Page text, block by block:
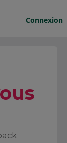
Connexion